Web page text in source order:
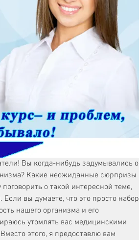
Вы когда-нибудь задумывались о
Какие неожиданные сюрпризы
о такой интересной теме,
вы думаете, что это просто набор
нашего организма и его
утомлять вас медицинскими
этого, я предоставлю вам